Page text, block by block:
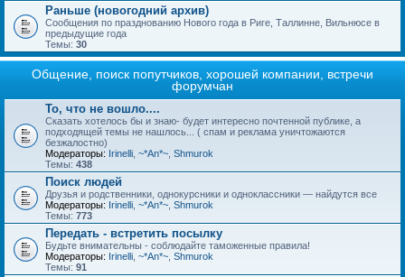
Раньше (новогодний архив)
Сообщения по празднованию Нового года в Риге, Таллинне, Вильнюсе в
предыдущие года
Темы: 30
Общение, поиск попутчиков, хорошей компании, встречи
форумчан
То, что не вошло....
Сказать хотелось бы и знаю- будет интересно почтенной публике, а
подходящей темы не нашлось... ( спам и реклама уничтожаются
безжалостно)
Модераторы: Irinelli ~*An*~ Shmurok
Темы: 438
Поиск людей
Друзья и родственники, однокурсники и одноклассники — найдутся все
Модераторы: Irinelli ~*An*~ Shmurok
Темы: 773
Передать - встретить посылку
Будьте внимательны - соблюдайте таможенные правила!
Модераторы: Irinelli ~*An*~ Shmurok
Темы: 91